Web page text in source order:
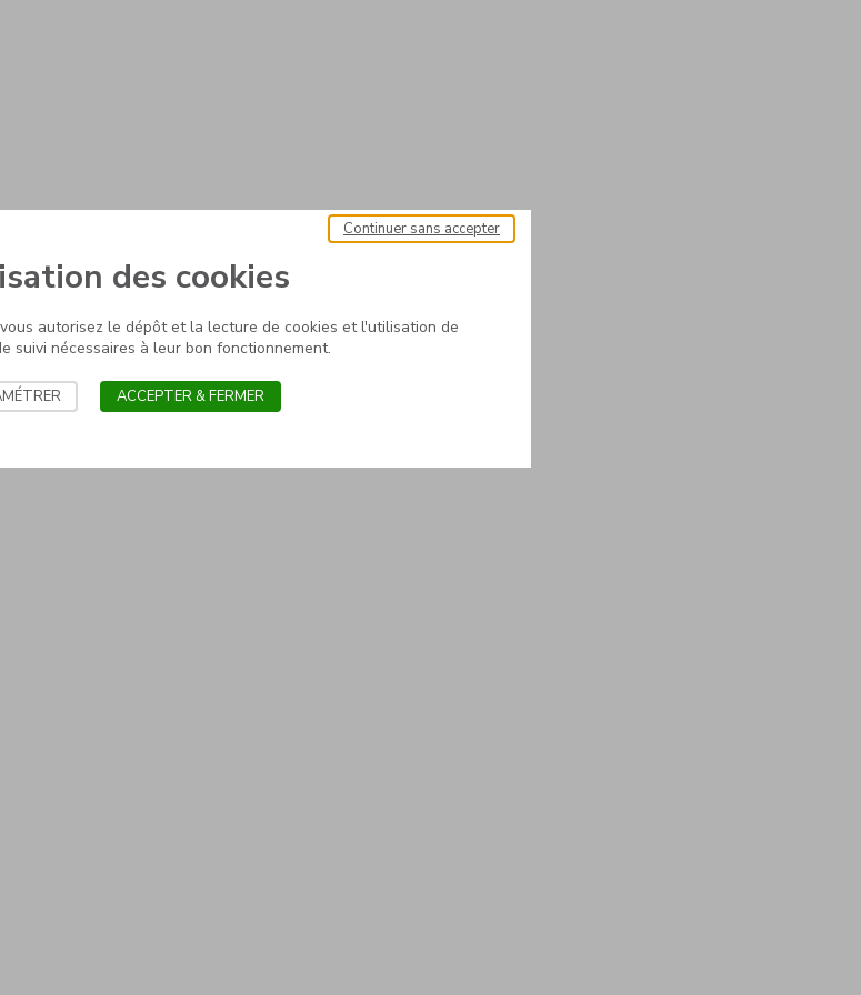
des cookies
autorisez le dépôt et la lecture de cookies et l'utilisation de
suivi nécessaires à leur bon fonctionnement.
Continuer sans accepter
ACCEPTER & FERMER